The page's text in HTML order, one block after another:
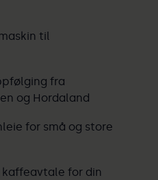
til
fra
og Hordaland
for små og store
kaffeavtale for din